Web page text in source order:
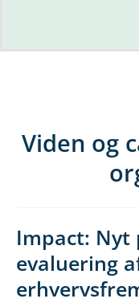
Viden og
Impact: Nyt
evaluering